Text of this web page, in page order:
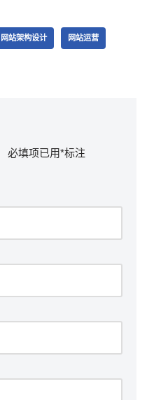
网站架构设计 网站运营
必填项已用*标注